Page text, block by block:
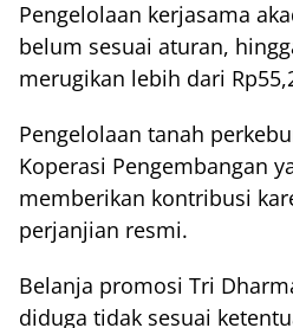
Pengelolaan kerjasama
belum sesuai aturan,
merugikan lebih dari
Pengelolaan tanah
Koperasi Pengembangan
memberikan kontribusi
perjanjian resmi.
Belanja promosi Tri
diduga tidak sesuai